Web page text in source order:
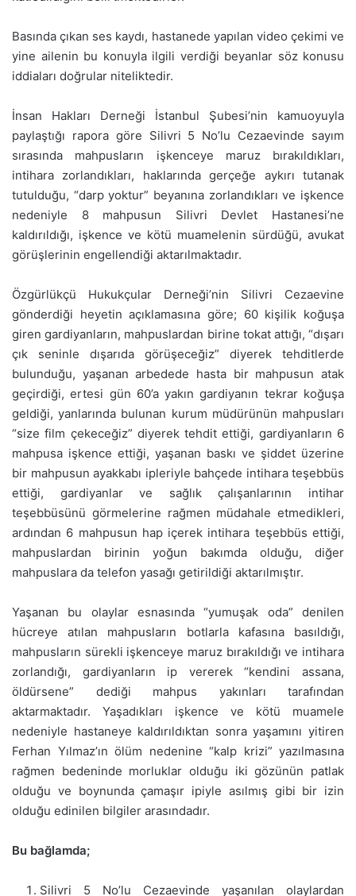
Basında çıkan ses kaydı, hastanede yapılan video çekimi ve
yine ailenin bu konuyla ilgili verdiği beyanlar söz konusu
iddiaları doğrular niteliktedir.
İnsan Hakları Derneği İstanbul Şubesi’nin kamuoyuyla
paylaştığı rapora göre Silivri 5 No’lu Cezaevinde sayım
sırasında mahpusların işkenceye maruz bırakıldıkları,
intihara zorlandıkları, haklarında gerçeğe aykırı tutanak
tutulduğu, “darp yoktur” beyanına zorlandıkları ve işkence
nedeniyle 8 mahpusun Silivri Devlet Hastanesi’ne
kaldırıldığı, işkence ve kötü muamelenin sürdüğü, avukat
görüşlerinin engellendiği aktarılmaktadır.
Özgürlükçü Hukukçular Derneği’nin Silivri Cezaevine
gönderdiği heyetin açıklamasına göre; 60 kişilik koğuşa
giren gardiyanların, mahpuslardan birine tokat attığı, “dışarı
çık seninle dışarıda görüşeceğiz” diyerek tehditlerde
bulunduğu, yaşanan arbedede hasta bir mahpusun atak
geçirdiği, ertesi gün 60’a yakın gardiyanın tekrar koğuşa
geldiği, yanlarında bulunan kurum müdürünün mahpusları
“size film çekeceğiz” diyerek tehdit ettiği, gardiyanların 6
mahpusa işkence ettiği, yaşanan baskı ve şiddet üzerine
bir mahpusun ayakkabı ipleriyle bahçede intihara teşebbüs
ettiği, gardiyanlar ve sağlık çalışanlarının intihar
teşebbüsünü görmelerine rağmen müdahale etmedikleri,
ardından 6 mahpusun hap içerek intihara teşebbüs ettiği,
mahpuslardan birinin yoğun bakımda olduğu, diğer
mahpuslara da telefon yasağı getirildiği aktarılmıştır.
Yaşanan bu olaylar esnasında “yumuşak oda” denilen
hücreye atılan mahpusların botlarla kafasına basıldığı,
mahpusların sürekli işkenceye maruz bırakıldığı ve intihara
zorlandığı, gardiyanların ip vererek “kendini assana,
öldürsene” dediği mahpus yakınları tarafından
aktarmaktadır. Yaşadıkları işkence ve kötü muamele
nedeniyle hastaneye kaldırıldıktan sonra yaşamını yitiren
Ferhan Yılmaz’ın ölüm nedenine “kalp krizi” yazılmasına
rağmen bedeninde morluklar olduğu iki gözünün patlak
olduğu ve boynunda çamaşır ipiyle asılmış gibi bir izin
olduğu edinilen bilgiler arasındadır.
Bu bağlamda;
Silivri 5 No’lu Cezaevinde yaşanılan olaylardan